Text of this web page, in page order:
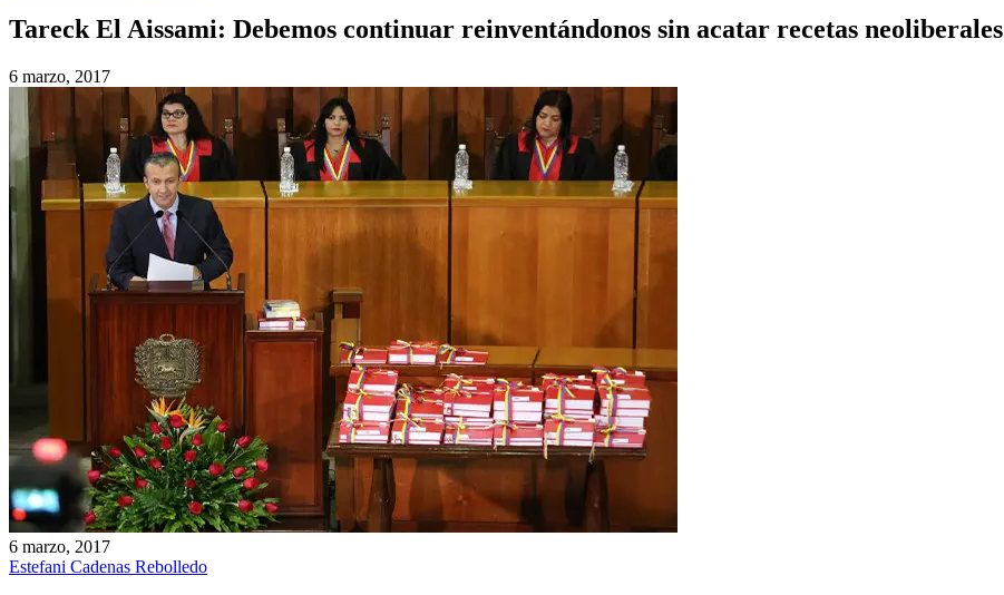
Tareck El Aissami: Debemos continuar reinventándonos sin acatar recetas neoliberales
6 marzo, 2017
6 marzo, 2017
Estefani Cadenas Rebolledo